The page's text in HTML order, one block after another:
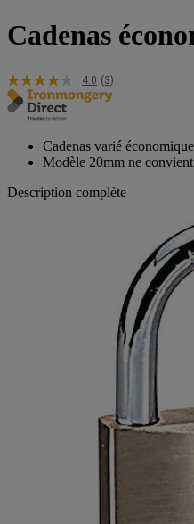
Cadenas
4.0 (3)
Cadenas varié
Modèle 20mm ne
Description complète